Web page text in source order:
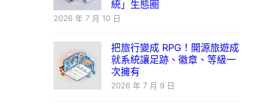
統」生態圈
2026 年 7 月 10 日
把旅行變成 RPG！開源旅遊成
就系統讓足跡、徽章、等級一
次擁有
2026 年 7 月 9 日